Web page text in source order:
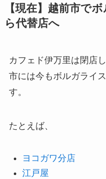
【現在】越前市で
ら代替店へ
カフェド伊万里は閉店
市には今もボルガライ
す。
たとえば、
ヨコガワ分店
江戸屋